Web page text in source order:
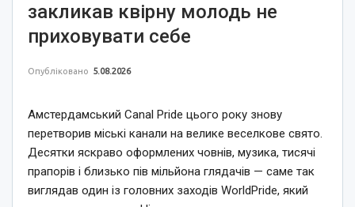
закликав квірну молодь не
приховувати себе
Опубліковано 5.08.2026
Амстердамський Canal Pride цього року знову
перетворив міські канали на велике веселкове свято.
Десятки яскраво оформлених човнів, музика, тисячі
прапорів і близько пів мільйона глядачів — саме так
виглядав один із головних заходів WorldPride, який